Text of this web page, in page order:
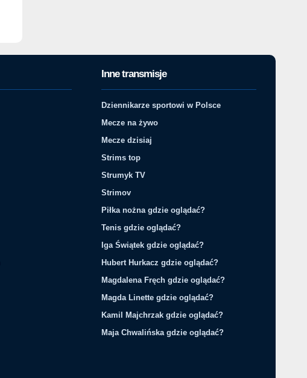
Inne transmisje
Dziennikarze sportowi w Polsce
Mecze na żywo
Mecze dzisiaj
Strims top
Strumyk TV
Strimov
Piłka nożna gdzie oglądać?
Tenis gdzie oglądać?
Iga Świątek gdzie oglądać?
Hubert Hurkacz gdzie oglądać?
Magdalena Fręch gdzie oglądać?
Magda Linette gdzie oglądać?
Kamil Majchrzak gdzie oglądać?
Maja Chwalińska gdzie oglądać?